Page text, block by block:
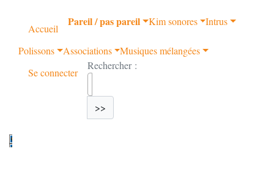
Accueil
Pareil / pas pareil Kim sonores Intrus
Polissons Associations
Musiques mélangées
Se connecter
Rechercher :
>>